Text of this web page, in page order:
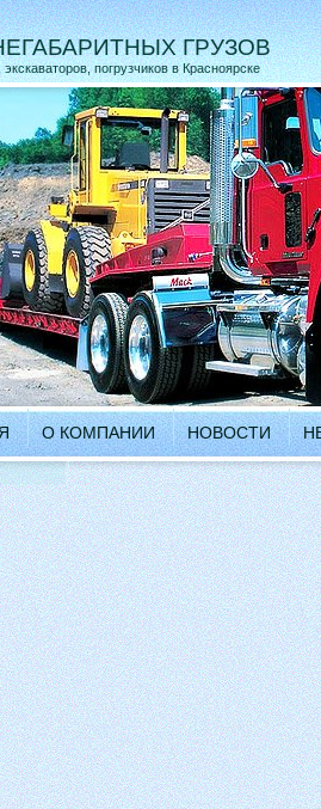
ГРУЗОВ
погрузчиков в Красноярске
О КОМПАНИИ НОВОСТИ